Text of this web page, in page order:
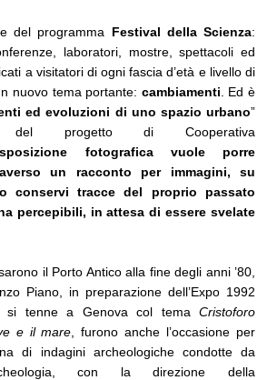
del programma Festival della Scienza:
laboratori, mostre, spettacoli ed
a visitatori di ogni fascia d’età e livello di
nuovo tema portante: cambiamenti . Ed è
ed evoluzioni di uno spazio urbano”
progetto di Cooperativa
fotografica vuole porre
un racconto per immagini, su
conservi tracce del proprio passato
percepibili, in attesa di essere svelate
il Porto Antico alla fine degli anni ’80,
Piano, in preparazione dell’Expo 1992
si tenne a Genova col tema Cristoforo
e il mare , furono anche l’occasione per
di indagini archeologiche condotte da
con la direzione della